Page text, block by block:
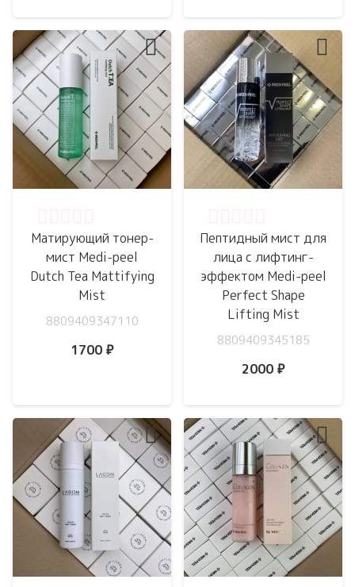
Матирующий тонер-
мист Medi-peel
Dutch Tea Mattifying
Mist
8809409347110
1700 ₽
Пептидный мист для
лица с лифтинг-
эффектом Medi-peel
Perfect Shape
Lifting Mist
8809409345185
2000 ₽